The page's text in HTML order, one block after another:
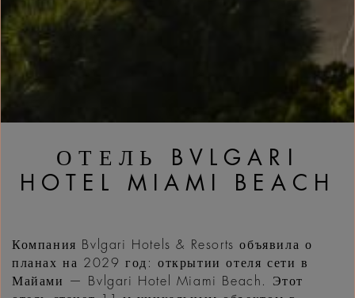
ОТЕЛЬ BVLGARI
HOTEL MIAMI BEACH
Компания Bvlgari Hotels & Resorts объявила о
планах на 2029 год: открытии отеля сети в
Майами — Bvlgari Hotel Miami Beach. Этот